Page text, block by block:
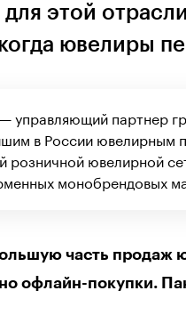
этой
ювелиры
управляющий партнер
в России ювелирным
розничной ювелирной
монобрендовых
часть продаж
офлайн-покупки.